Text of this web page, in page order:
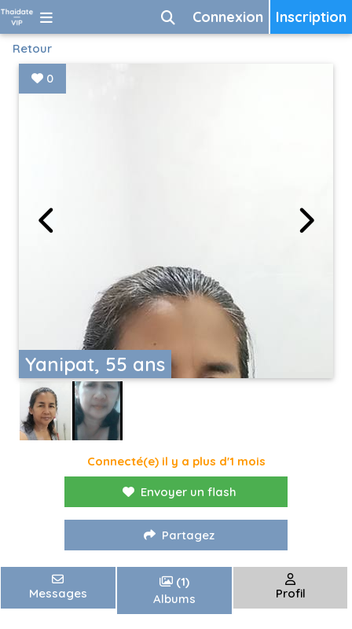
Inscription
Connexion
Retour
Yanipat, 55 ans
0
Connecté(e) il y a plus d'1 mois
Envoyer un flash
Partagez
Messages
(1)
Albums
Profil